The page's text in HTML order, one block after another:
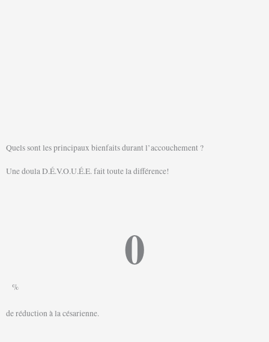
Quels sont les principaux bienfaits durant l’accouchement ?
Une doula D.É.V.O.U.É.E. fait toute la différence!
0
%
de réduction à la césarienne.